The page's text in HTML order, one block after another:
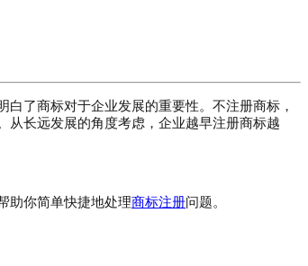
了商标对于企业发展的重要性。不注册商标，
从长远发展的角度考虑，企业越早注册商标越
助你简单快捷地处理商标注册问题。